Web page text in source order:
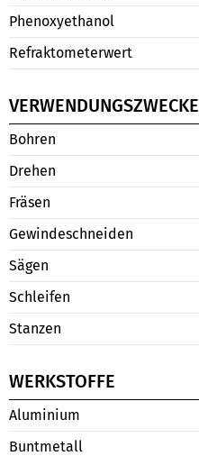
Phenoxyethanol
Refraktometerwert
VERWENDUNGSZWECKE
Bohren
Drehen
Fräsen
Gewindeschneiden
Sägen
Schleifen
Stanzen
WERKSTOFFE
Aluminium
Buntmetall